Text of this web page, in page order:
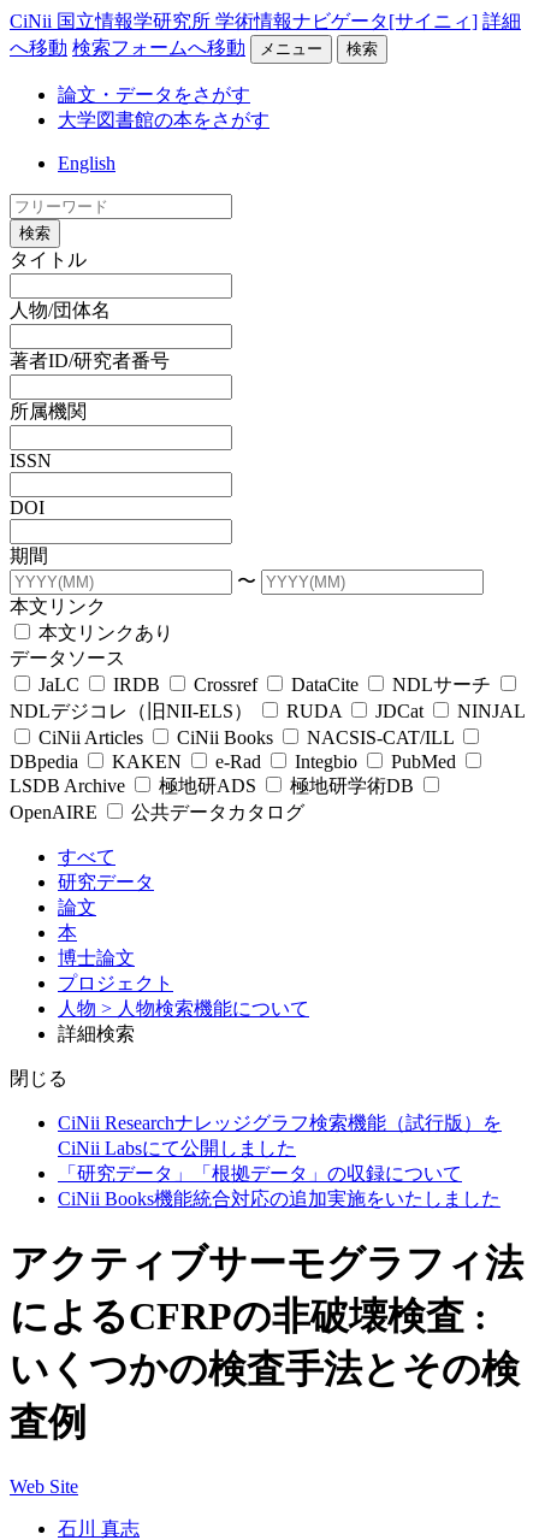
CiNii 国立情報学研究所 学術情報ナビゲータ[サイニィ] 詳細
へ移動 検索フォームへ移動 メニュー 検索
論文・データをさがす
大学図書館の本をさがす
English
検索
タイトル
人物/団体名
著者ID/研究者番号
所属機関
ISSN
DOI
期間
〜
本文リンク
本文リンクあり
データソース
JaLC
IRDB Crossref DataCite
NDLサーチ
NDLデジコレ（旧NII-ELS）
RUDA JDCat
NINJAL
CiNii Articles
CiNii Books
NACSIS-CAT/ILL
DBpedia
KAKEN e-Rad Integbio
PubMed
LSDB Archive
極地研ADS
極地研学術DB
OpenAIRE
公共データカタログ
すべて
研究データ
論文
本
博士論文
プロジェクト
人物 > 人物検索機能について
詳細検索
閉じる
CiNii Researchナレッジグラフ検索機能（試行版）を
CiNii Labsにて公開しました
「研究データ」「根拠データ」の収録について
CiNii Books機能統合対応の追加実施をいたしました
アクティブサーモグラフィ法
によるCFRPの非破壊検査 :
いくつかの検査手法とその検
査例
Web Site
石川 真志